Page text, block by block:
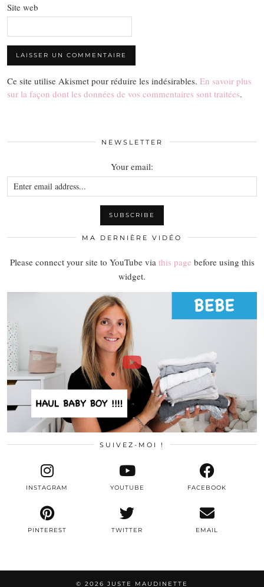
Site web
Ce site utilise Akismet pour réduire les indésirables. En savoir plus
sur la façon dont les données de vos commentaires sont traitées.
NEWSLETTER
Your email:
MA DERNIÈRE VIDÉO
Please connect your site to YouTube via this page before using this
widget.
SUIVEZ-MOI !
TWITTER
INSTAGRAM FACEBOOK
PINTEREST
YOUTUBE
EMAIL
© 2026 JUSTE MAUDINETTE